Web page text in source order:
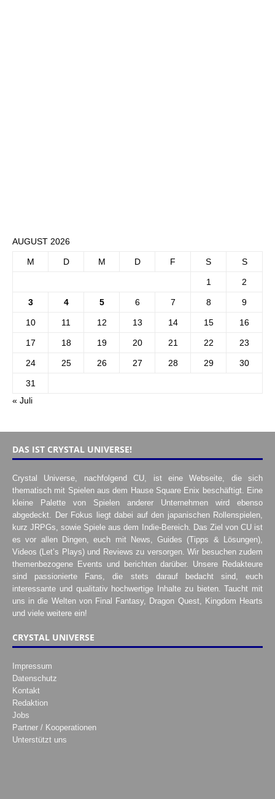
AUGUST 2026
M D M D F S S
1 2
3 4 5 6 7 8 9
10 11 12 13 14 15 16
17 18 19 20 21 22 23
24 25 26 27 28 29 30
31
« Juli
DAS IST CRYSTAL UNIVERSE!
Crystal Universe, nachfolgend CU, ist eine Webseite, die sich
thematisch mit Spielen aus dem Hause Square Enix beschäftigt. Eine
kleine Palette von Spielen anderer Unternehmen wird ebenso
abgedeckt. Der Fokus liegt dabei auf den japanischen Rollenspielen,
kurz JRPGs, sowie Spiele aus dem Indie-Bereich. Das Ziel von CU ist
es vor allen Dingen, euch mit News, Guides (Tipps & Lösungen),
Videos (Let’s Plays) und Reviews zu versorgen. Wir besuchen zudem
themenbezogene Events und berichten darüber. Unsere Redakteure
sind passionierte Fans, die stets darauf bedacht sind, euch
interessante und qualitativ hochwertige Inhalte zu bieten. Taucht mit
uns in die Welten von Final Fantasy, Dragon Quest, Kingdom Hearts
und viele weitere ein!
CRYSTAL UNIVERSE
Impressum
Datenschutz
Kontakt
Redaktion
Jobs
Partner / Kooperationen
Unterstützt uns